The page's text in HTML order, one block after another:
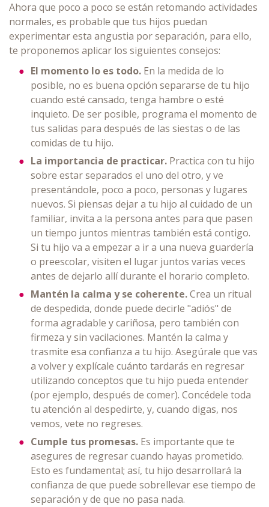
Ahora que poco a poco se están retomando actividades
normales, es probable que tus hijos puedan
experimentar esta angustia por separación, para ello,
te proponemos aplicar los siguientes consejos:
El momento lo es todo. En la medida de lo
posible, no es buena opción separarse de tu hijo
cuando esté cansado, tenga hambre o esté
inquieto. De ser posible, programa el momento de
tus salidas para después de las siestas o de las
comidas de tu hijo.
La importancia de practicar. Practica con tu hijo
sobre estar separados el uno del otro, y ve
presentándole, poco a poco, personas y lugares
nuevos. Si piensas dejar a tu hijo al cuidado de un
familiar, invita a la persona antes para que pasen
un tiempo juntos mientras también está contigo.
Si tu hijo va a empezar a ir a una nueva guardería
o preescolar, visiten el lugar juntos varias veces
antes de dejarlo allí durante el horario completo.
Mantén la calma y se coherente.Crea un ritual
de despedida, donde puede decirle "adiós" de
forma agradable y cariñosa, pero también con
firmeza y sin vacilaciones. Mantén la calma y
trasmite esa confianza a tu hijo. Asegúrale que vas
a volver y explícale cuánto tardarás en regresar
utilizando conceptos que tu hijo pueda entender
(por ejemplo, después de comer). Concédele toda
tu atención al despedirte, y, cuando digas, nos
vemos, vete no regreses.
Cumple tus promesas. Es importante que te
asegures de regresar cuando hayas prometido.
Esto es fundamental; así, tu hijo desarrollará la
confianza de que puede sobrellevar ese tiempo de
separación y de que no pasa nada.